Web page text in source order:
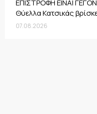
ΕΠΙΣΤΡΟΦΗ ΕΙΝΑΙ
Θύελλα Κατσικάς
07.08.2026